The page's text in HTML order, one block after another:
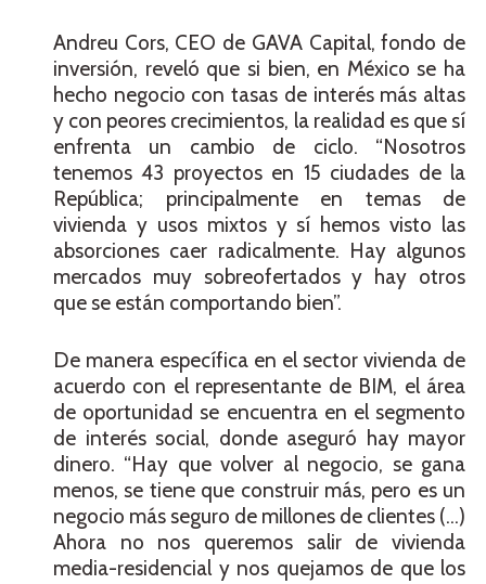
Andreu Cors, CEO de GAVA Capital, fondo de
inversión, reveló que si bien, en México se ha
hecho negocio con tasas de interés más altas
y con peores crecimientos, la realidad es que sí
enfrenta un cambio de ciclo. “Nosotros
tenemos 43 proyectos en 15 ciudades de la
República; principalmente en temas de
vivienda y usos mixtos y sí hemos visto las
absorciones caer radicalmente. Hay algunos
mercados muy sobreofertados y hay otros
que se están comportando bien”.
De manera específica en el sector vivienda de
acuerdo con el representante de BIM, el área
de oportunidad se encuentra en el segmento
de interés social, donde aseguró hay mayor
dinero. “Hay que volver al negocio, se gana
menos, se tiene que construir más, pero es un
negocio más seguro de millones de clientes (…)
Ahora no nos queremos salir de vivienda
media-residencial y nos quejamos de que los